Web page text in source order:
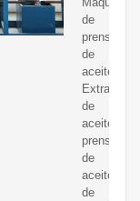
de
prensado
de
aceite
Extractor
de
aceite,
prensa
de
aceite
de